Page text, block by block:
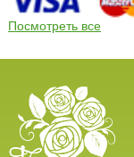
Посмотреть все